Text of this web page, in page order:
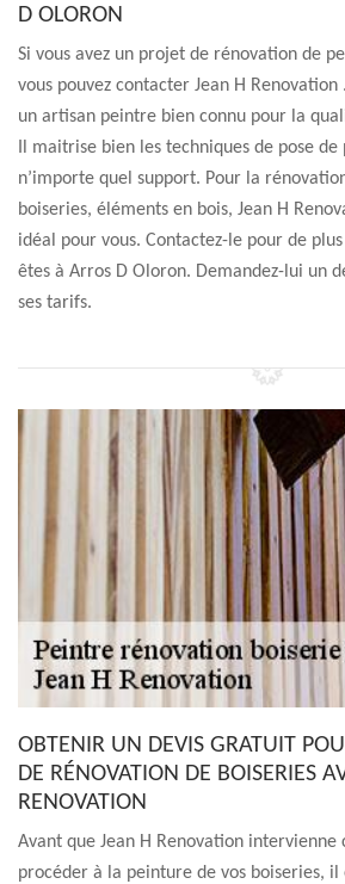
D OLORON
Si vous avez un projet de rénovation de
vous pouvez contacter Jean H
un artisan peintre bien connu pour la
Il maitrise bien les techniques de pose
n’importe quel support. Pour la
boiseries, éléments en bois, Jean H
idéal pour vous. Contactez-le pour de
êtes à Arros D Oloron. Demandez-lui un
ses tarifs.
OBTENIR UN DEVIS GRATUIT
DE RÉNOVATION DE BOISERIES
RENOVATION
Avant que Jean H Renovation intervienne
procéder à la peinture de vos boiseries, il